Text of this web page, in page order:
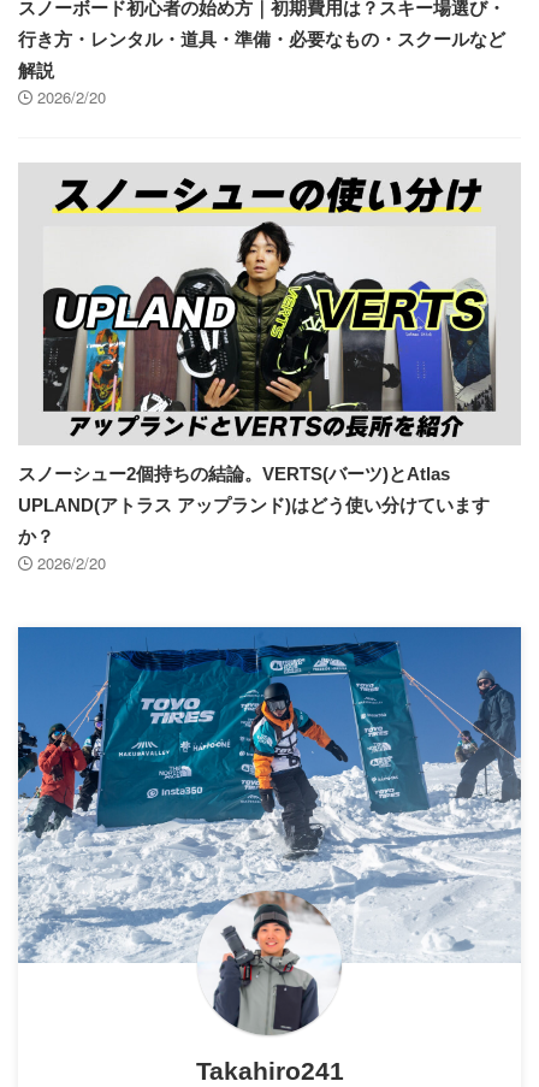
スノーボード初心者の始め方｜初期費用は？スキー場選び・
行き方・レンタル・道具・準備・必要なもの・スクールなど
解説
2026/2/20
スノーシュー2個持ちの結論。VERTS(バーツ)とAtlas
UPLAND(アトラス アップランド)はどう使い分けています
か？
2026/2/20
Takahiro241